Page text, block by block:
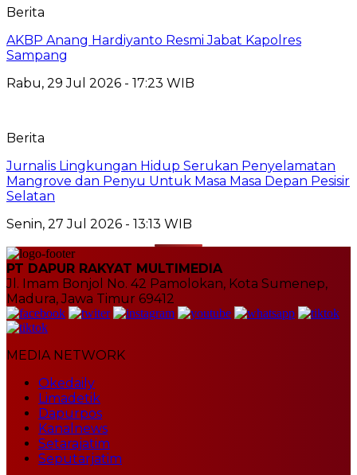
Berita
AKBP Anang Hardiyanto Resmi Jabat Kapolres
Sampang
Rabu, 29 Jul 2026 - 17:23 WIB
Berita
Jurnalis Lingkungan Hidup Serukan Penyelamatan
Mangrove dan Penyu Untuk Masa Masa Depan Pesisir
Selatan
Senin, 27 Jul 2026 - 13:13 WIB
PT DAPUR RAKYAT MULTIMEDIA
Jl. Imam Bonjol No. 42 Pamolokan, Kota Sumenep,
Madura, Jawa Timur 69412
MEDIA NETWORK
Okedaily
Limadetik
Dapurpos
Kanalnews
Setarajatim
Seputarjatim